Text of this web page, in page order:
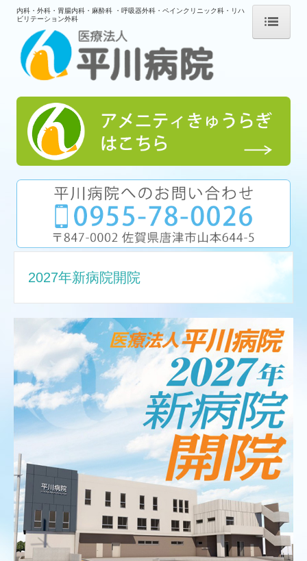
トップ
平川病院
ご挨拶・病院概要
病院紹介
厚生労働大臣が定める掲示事項
重要なお知らせ
障害者施設等一般病棟
地域包括ケア病床
外来のご案内
頭痛外来
検査について
プラセンタ注射
リハビリテーション
予防接種・健康診断
ペインクリニック
内科・外科・胃腸内科・麻酔科 ・呼吸器外科・ペインクリニック科・リハ
ビリテーション外科
2027年新病院開院